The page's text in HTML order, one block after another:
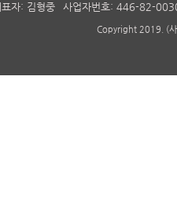
표자: 김형중
사업자번호: 446-82-
Copyright 2019. (사